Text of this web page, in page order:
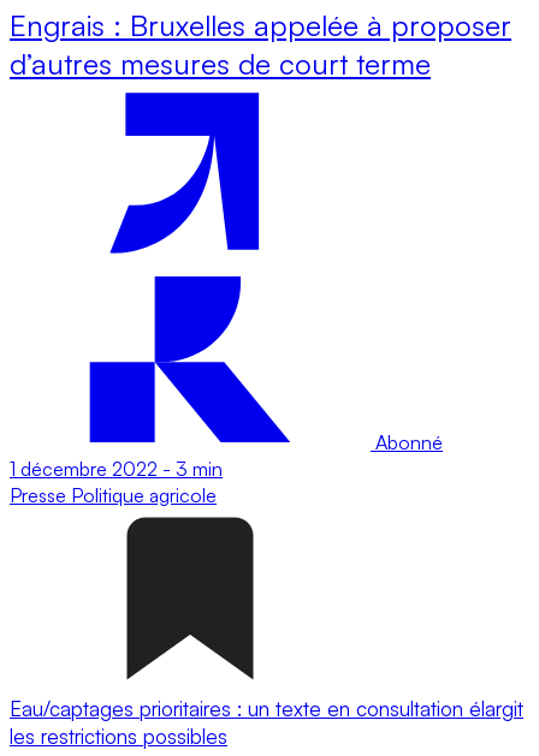
Engrais : Bruxelles appelée à proposer
d’autres mesures de court terme
Abonné
1 décembre 2022 - 3 min
Presse Politique agricole
Eau/captages prioritaires : un texte en consultation élargit
les restrictions possibles